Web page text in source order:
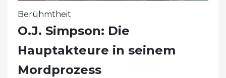
Berühmtheit
O.J. Simpson: Die
Hauptakteure in seinem
Mordprozess